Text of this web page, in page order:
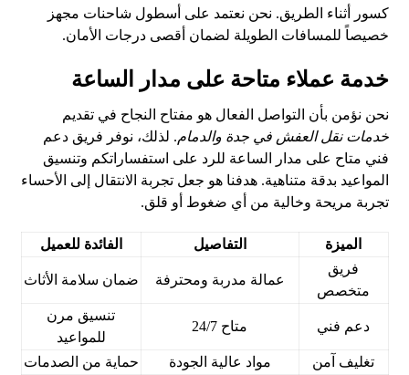
كسور أثناء الطريق. نحن نعتمد على أسطول شاحنات مجهز
خصيصاً للمسافات الطويلة لضمان أقصى درجات الأمان.
خدمة عملاء متاحة على مدار الساعة
نحن نؤمن بأن التواصل الفعال هو مفتاح النجاح في تقديم
خدمات نقل العفش في جدة والدمام. لذلك، نوفر فريق دعم
فني متاح على مدار الساعة للرد على استفساراتكم وتنسيق
المواعيد بدقة متناهية. هدفنا هو جعل تجربة الانتقال إلى الأحساء
تجربة مريحة وخالية من أي ضغوط أو قلق.
الميزة التفاصيل
الفائدة للعميل
فريق
متخصص
عمالة مدربة ومحترفة ضمان سلامة الأثاث
دعم فني متاح 24/7
تنسيق مرن
للمواعيد
تغليف آمن
مواد عالية الجودة حماية من الصدمات